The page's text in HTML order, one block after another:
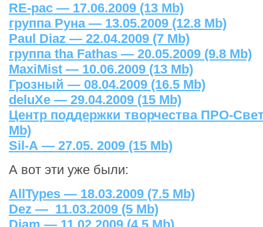
RE-pac — 17.06.2009 (13 Mb)
группа Руна— 13.05.2009 (12.8 Mb)
Paul Diaz — 22.04.2009 (7 Mb)
группа tha Fathas — 20.05.2009 (9.8 Mb)
MaxiMist — 10.06.2009 (13 Mb)
Грозный — 08.04.2009 (16.5 Mb)
deluXe — 29.04.2009 (15 Mb)
Центр поддержки творчества ПРО-
Mb)
Sil-A — 27.05. 2009 (15 Mb)
А вот эти уже были:
AllTypes — 18.03.2009 (7.5 Mb)
Dez — 11.03.2009 (5 Mb)